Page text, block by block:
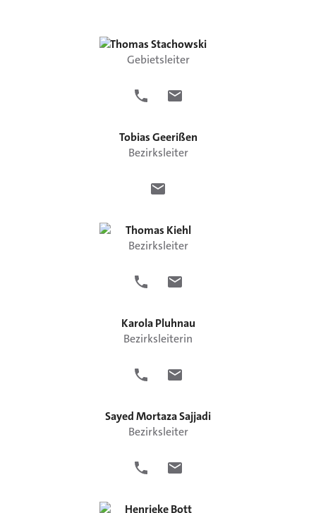
ThomasStachowski
Gebietsleiter
TobiasGeerißen
Bezirksleiter
Thomas Kiehl
Bezirksleiter
Karola Pluhnau
Bezirksleiterin
Sayed MortazaSajjadi
Bezirksleiter
Henrieke Bott